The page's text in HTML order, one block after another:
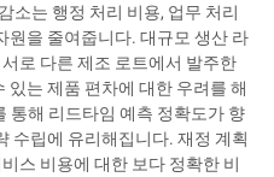
소는 행정 처리 비용, 업무 처리
원을 줄여줍니다. 대규모 생산 라
로 다른 제조 로트에서 발주한
있는 제품 편차에 대한 우려를 해
통해 리드타임 예측 정확도가 향
수립에 유리해집니다. 재정 계획
스 비용에 대한 보다 정확한 비